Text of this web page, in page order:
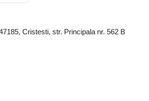
Cristesti, str. Principala nr. 562 B